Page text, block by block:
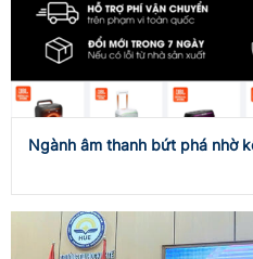
Ngành âm thanh bứt phá nhờ